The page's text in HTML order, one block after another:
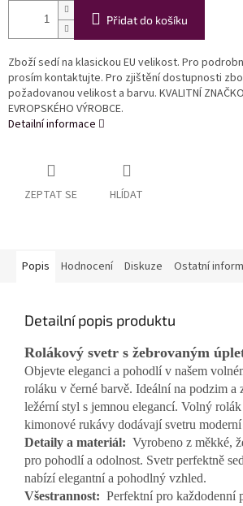
Přidat do košíku
Zboží sedí na klasickou EU velikost. Pro
prosím kontaktujte. Pro zjištění dostupnosti
požadovanou velikost a barvu. KVALITNÍ
EVROPSKÉHO VÝROBCE.
Detailní informace
ZEPTAT SE HLÍDAT
Popis Hodnocení Diskuze Ostatní
Detailní popis produktu
Rolákový svetr s žebrovaným
Objevte eleganci a pohodlí v našem
roláku v černé barvě. Ideální na podzim a
ležérní styl s jemnou elegancí. Volný
kimonové rukávy dodávají svetru
Detaily a materiál: Vyrobeno z měkké,
pro pohodlí a odolnost. Svetr perfektně
nabízí elegantní a pohodlný vzhled.
Všestrannost: Perfektní pro každodenní